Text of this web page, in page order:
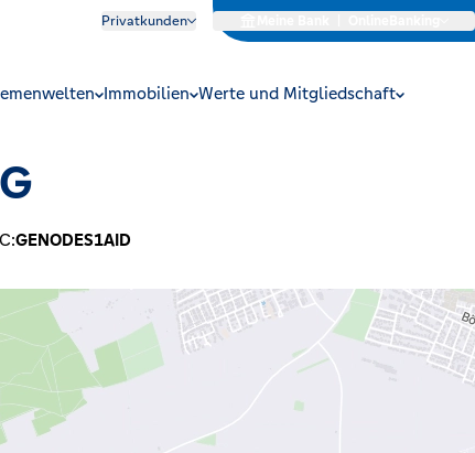
Privatkunden
Immobilien Werte und Mitgliedschaft
GENODES1AID